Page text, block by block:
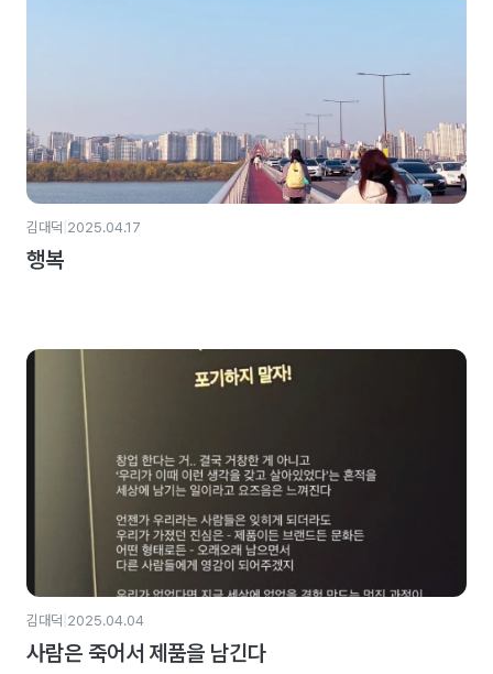
김대덕 2025.04.17
행복
김대덕 2025.04.04
사람은 죽어서 제품을 남긴다